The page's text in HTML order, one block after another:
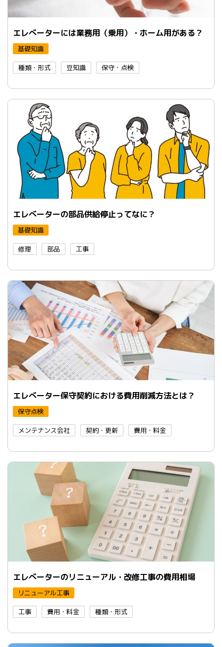
エレべーターには業務用（乗用）・ホーム用がある？
基礎知識
種類・形式 豆知識 保守・点検
エレべーターの部品供給停止ってなに？
基礎知識
修理 部品 工事
エレべーター保守契約における費用削減方法とは？
保守点検
メンテナンス会社 契約・更新 費用・料金
エレべーターのリニューアル・改修工事の費用相場
リニューアル工事
工事 費用・料金 種類・形式